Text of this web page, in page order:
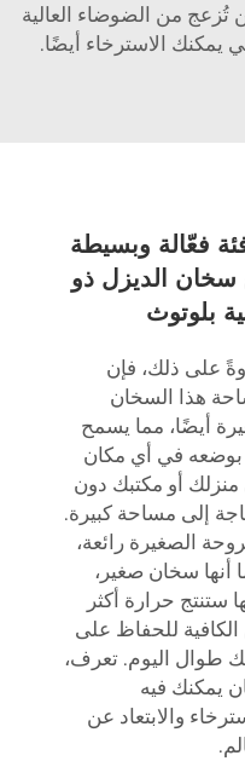
من الضوضاء العالية
يمكنك الاسترخاء أيضًا.
فعّالة وبسيطة
سخان الديزل ذو
بلوتوث
على ذلك، فإن
هذا السخان
أيضًا، مما يسمح
في أي مكان
أو مكتبك دون
إلى مساحة كبيرة.
الصغيرة رائعة،
أنها سخان صغير،
ستنتج حرارة أكثر
للحفاظ على
طوال اليوم. تعرف،
يمكنك فيه
والابتعاد عن